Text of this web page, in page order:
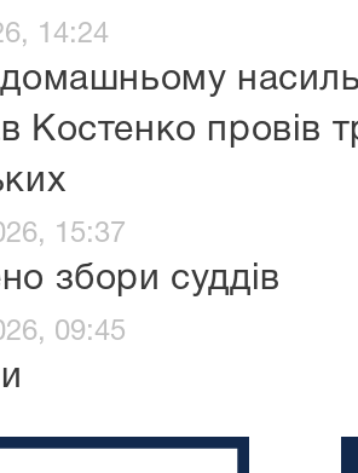
14:24
домашньому
Костенко провів
15:37
збори суддів
09:45